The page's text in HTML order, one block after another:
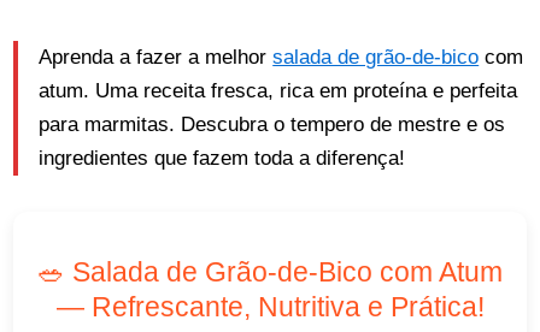
Aprenda a fazer a melhorsalada de grão-de-bico com
atum. Uma receita fresca, rica em proteína e perfeita
para marmitas. Descubra o tempero de mestre e os
ingredientes que fazem toda a diferença!
🥗 Salada de Grão-de-Bico com Atum
— Refrescante, Nutritiva e Prática!